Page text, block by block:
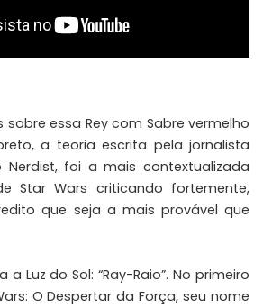
essa Rey com Sabre vermelho
a teoria escrita pela jornalista
Nerdist, foi a mais contextualizada
Star Wars criticando fortemente,
que seja a mais provável que
a Luz do Sol: “Ray-Raio”. No primeiro
O Despertar da Força, seu nome